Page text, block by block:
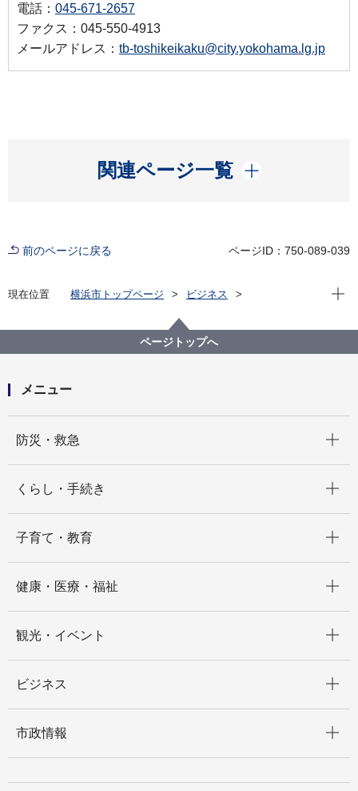
電話： 045-671-2657
ファクス：045-550-4913
メールアドレス： tb-toshikeikaku@city.yokohama.lg.jp
関連ページ一覧
開く
前のページに戻る ページID：750-089-039
現在位置 横浜市トップページ
ビジネス
市素案説明会
市素案説明会（2012）
現在
ページトップへ
メニュー
防災・救急
くらし・手続き
子育て・教育
健康・医療・福祉
観光・イベント
ビジネス
市政情報